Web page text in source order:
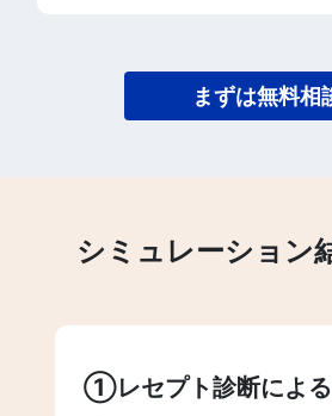
まずは無料相
シミュレーション
①レセプト診断によ